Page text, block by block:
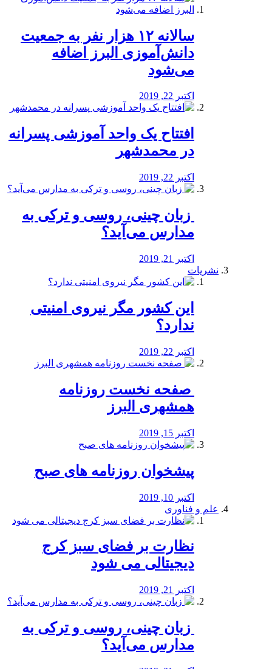
️سالانه ۱۲ هزار نفر به جمعیت
دانش‌آموزی البرز اضافه
می‌شود
اکتبر 22, 2019
افتتاح یک واحد آموزشی پسرانه
در محمدشهر
اکتبر 22, 2019
️ زبان چینی، روسی و ترکی به
مدارس می‌آید؟
اکتبر 21, 2019
نشریات
این کشور مگر نیروی امنیتی
ندارد؟
اکتبر 22, 2019
️ صفحه نخست روزنامه‌
همشهری البرز
اکتبر 15, 2019
پیشخوان روزنامه های صبح
اکتبر 10, 2019
علم و فناوری
نظارت بر فضای سبز کرج
دیجیتالی می شود
اکتبر 21, 2019
️ زبان چینی، روسی و ترکی به
مدارس می‌آید؟